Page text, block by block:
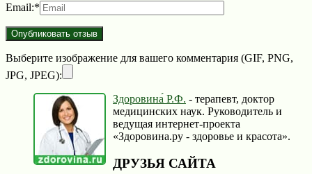
Email:*
Выберите изображение для вашего комментария (GIF, PNG,
JPG, JPEG):
Здоровина́ Р.Ф. - терапевт, доктор
медицинских наук. Руководитель и
ведущая интернет-проекта
«Здоровина.ру - здоровье и красота».
ДРУЗЬЯ САЙТА